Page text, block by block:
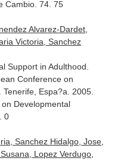
Cambio. 74. 75
Alvarez-Dardet,
Victoria, Sanchez
Support in Adulthood.
Conference on
Espa?a. 2005.
Developmental
0
Sanchez Hidalgo, Jose,
Lopez Verdugo,